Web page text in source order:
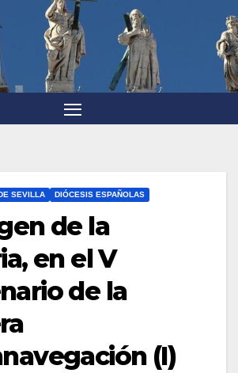
SEVILLA DIÓCESIS ESPAÑOLAS
de la
en el V
de la
(I)